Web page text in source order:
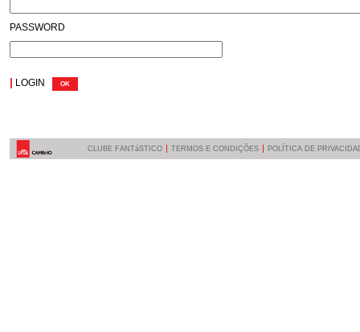
PASSWORD
| LOGIN
CLUBE FANTáSTICO TERMOS E CONDIÇÕES POLÍTICA DE